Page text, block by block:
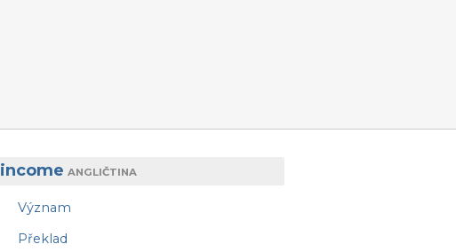
income ANGLIČTINA
Význam
Překlad